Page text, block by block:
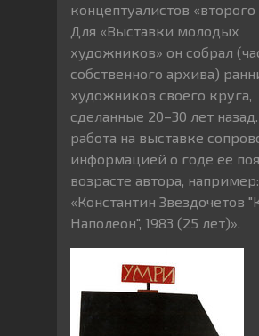
концептуалистов
Для «Выставки молодых
художников» он собрал
собственного архива)
художников своего круга,
сделанные 20–30 лет
работа на выставке
информацией о годе ее
возрасте автора, например:
«Константин Звездочетов
Наполеон", 1983 (25 лет)».